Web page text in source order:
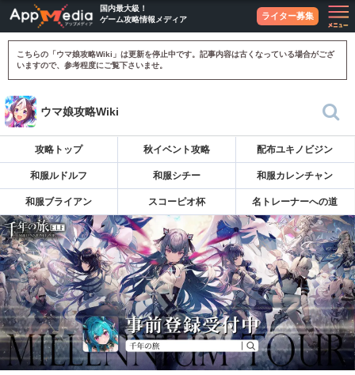
国内最大級！
ゲーム攻略情報メディア
ライター募集
こちらの「ウマ娘攻略Wiki」は更新を停止中です。記事内容は古くなっている場合がござ
いますので、参考程度にご覧下さいませ。
ウマ娘攻略Wiki
攻略トップ 秋イベント攻略 配布ユキノビジン
和服ルドルフ 和服シチー 和服カレンチャン
和服ブライアン スコーピオ杯 名トレーナーへの道